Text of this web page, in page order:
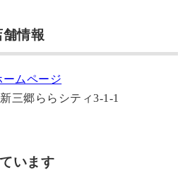
情報
ームページ
三郷ららシティ3-1-1
います